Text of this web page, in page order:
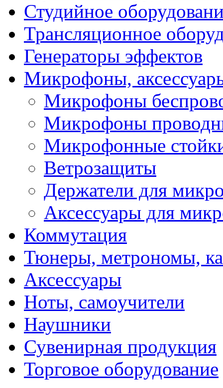
Студийное
Трансляционное
Генераторы эффектов
Микрофоны,
Микрофоны
Микрофоны
Микрофонные
Ветрозащиты
Держатели для
Аксессуары для
Коммутация
Тюнеры, метрономы,
Аксессуары
Ноты, самоучители
Наушники
Сувенирная продукция
Торговое оборудование